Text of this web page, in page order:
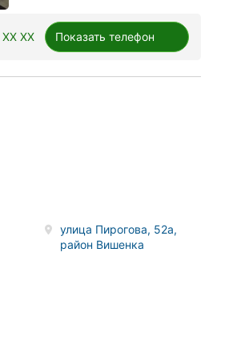
XX XX Показать телефон
улица Пирогова, 52а,
район Вишенка